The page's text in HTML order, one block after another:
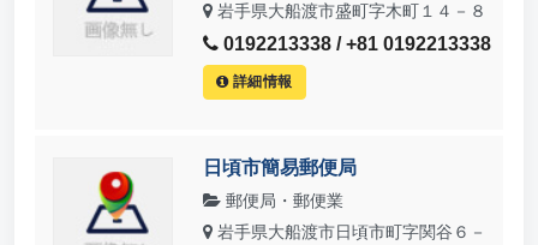
岩手県大船渡市盛町字木町１４－８
0192213338 / +81 0192213338
詳細情報
日頃市簡易郵便局
郵便局・郵便業
岩手県大船渡市日頃市町字関谷６－